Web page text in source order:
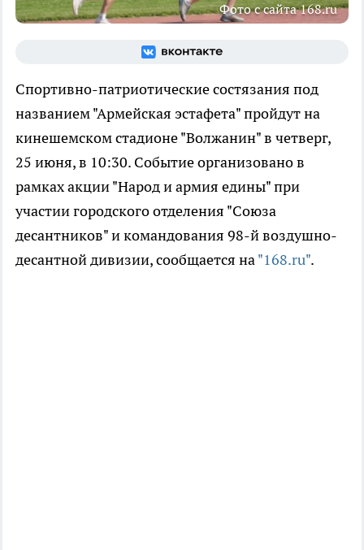
Фото с сайта 168.ru
Спортивно-патриотические состязания под
названием "Армейская эстафета" пройдут на
кинешемском стадионе "Волжанин" в четверг,
25 июня, в 10:30. Событие организовано в
рамках акции "Народ и армия едины" при
участии городского отделения "Союза
десантников" и командования 98-й воздушно-
десантной дивизии, сообщается на"168.ru".